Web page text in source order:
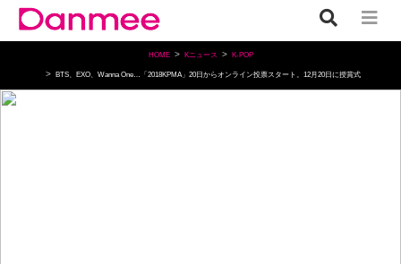
HOME Kニュース K-POP
BTS、EXO、Wanna One…「2018KPMA」20日からオンライン投票スタート。12月20日に授賞式